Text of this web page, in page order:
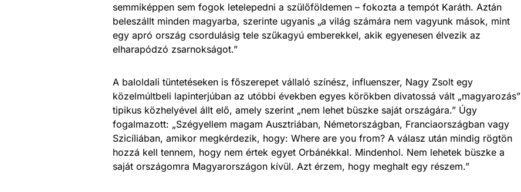
semmiképpen sem fogok letelepedni a szülőföldemen – fokozta a tempót Karáth. Aztán
beleszállt minden magyarba, szerinte ugyanis „a világ számára nem vagyunk mások, mint
egy apró ország csordulásig tele szűkagyú emberekkel, akik egyenesen élvezik az
elharapódzó zsarnokságot.”
A baloldali tüntetéseken is főszerepet vállaló színész, influenszer, Nagy Zsolt egy
közelmúltbeli lapinterjúban az utóbbi években egyes körökben divatossá vált „magyarozás”
tipikus közhelyével állt elő, amely szerint „nem lehet büszke saját országára.” Úgy
fogalmazott: „Szégyellem magam Ausztriában, Németországban, Franciaországban vagy
Szicíliában, amikor megkérdezik, hogy: Where are you from? A válasz után mindig rögtön
hozzá kell tennem, hogy nem értek egyet Orbánékkal. Mindenhol. Nem lehetek büszke a
saját országomra Magyarországon kívül. Azt érzem, hogy meghalt egy részem.”